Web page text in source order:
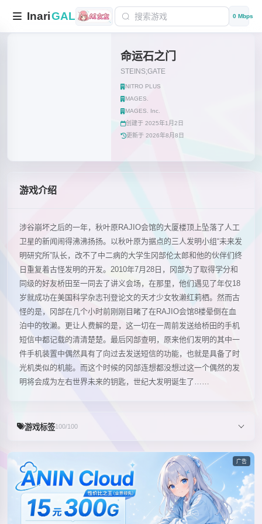
InariGAL 0 Mbps
命运石之门
STEINS;GATE
NITRO PLUS
MAGES.
MAGES. Inc.
创建于 2025年1月2日
更新于 2026年8月8日
游戏介绍
涉谷崩坏之后的一年，秋叶原RAJIO会馆的大厦楼顶上坠落了人工
卫星的新闻闹得沸沸扬扬。以秋叶原为据点的三人发明小组“未来发
明研究所”队长，改不了中二病的大学生冈部伦太郎和他的伙伴们终
日重复着古怪发明的开发。2010年7月28日，冈部为了取得学分和
同级的好友桥田至一同去了讲义会场，在那里，他们遇见了年仅18
岁就成功在美国科学杂志刊登论文的天才少女牧濑红莉栖。然而古
怪的是，冈部在几个小时前刚刚目睹了在RAJIO会馆8楼晕倒在血
泊中的牧濑。更让人费解的是，这一切在一周前发送给桥田的手机
短信中都记载的清清楚楚。最后冈部查明，原来他们发明的其中一
件手机装置中偶然具有了向过去发送短信的功能，也就是具备了时
光机类似的机能。而这个时候的冈部连想都没想过这一个偶然的发
明将会成为左右世界未来的钥匙，世纪大发明诞生了……
游戏标签100/100
广告